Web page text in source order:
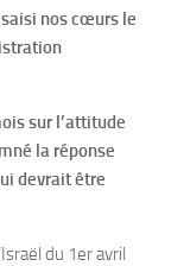
nos cœurs le
sur l’attitude
la réponse
devrait être
du 1er avril